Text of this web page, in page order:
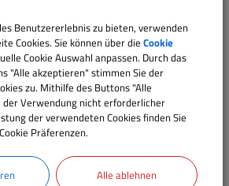
Benutzererlebnis zu bieten, verwenden
Cookies. Sie können über die Cookie
Cookie Auswahl anpassen. Durch das
"Alle akzeptieren" stimmen Sie der
zu. Mithilfe des Buttons "Alle
der Verwendung nicht erforderlicher
der verwendeten Cookies finden Sie
Präferenzen.
Alle ablehnen